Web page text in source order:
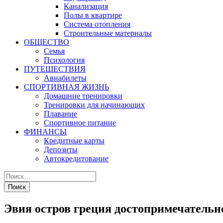
Канализация
Полы в квартире
Система отопления
Строительные материалы
ОБЩЕСТВО
Семья
Психология
ПУТЕШЕСТВИЯ
Авиабилеты
СПОРТИВНАЯ ЖИЗНЬ
Домашние тренировки
Тренировки для начинающих
Плавание
Спортивное питание
ФИНАНСЫ
Кредитные карты
Депозиты
Автокредитование
Эвия остров греция